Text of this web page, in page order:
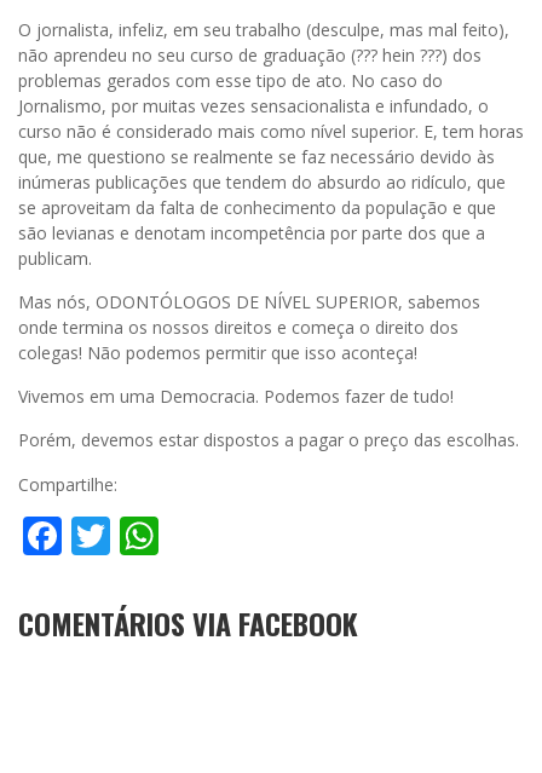
O jornalista, infeliz, em seu trabalho (desculpe, mas mal feito),
não aprendeu no seu curso de graduação (??? hein ???) dos
problemas gerados com esse tipo de ato. No caso do
Jornalismo, por muitas vezes sensacionalista e infundado, o
curso não é considerado mais como nível superior. E, tem horas
que, me questiono se realmente se faz necessário devido às
inúmeras publicações que tendem do absurdo ao ridículo, que
se aproveitam da falta de conhecimento da população e que
são levianas e denotam incompetência por parte dos que a
publicam.
Mas nós, ODONTÓLOGOS DE NÍVEL SUPERIOR, sabemos
onde termina os nossos direitos e começa o direito dos
colegas! Não podemos permitir que isso aconteça!
Vivemos em uma Democracia. Podemos fazer de tudo!
Porém, devemos estar dispostos a pagar o preço das escolhas.
Compartilhe:
Facebook
Twitter
COMENTÁRIOS VIA FACEBOOK